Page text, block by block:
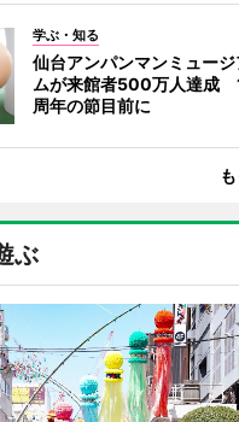
学ぶ・知る
仙台アンパンマンミュージ
ムが来館者500万人達成
周年の節目前に
ぶ